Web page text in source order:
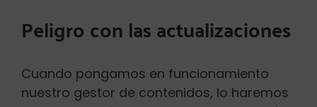
Peligro con las actualizaciones
Cuando pongamos en funcionamiento
nuestro gestor de contenidos, lo haremos